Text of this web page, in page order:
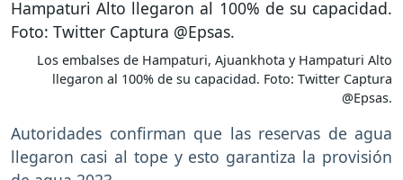
Los embalses de Hampaturi, Ajuankhota y Hampaturi Alto
llegaron al 100% de su capacidad. Foto: Twitter Captura
@Epsas.
Autoridades confirman que las reservas de agua
llegaron casi al tope y esto garantiza la provisión